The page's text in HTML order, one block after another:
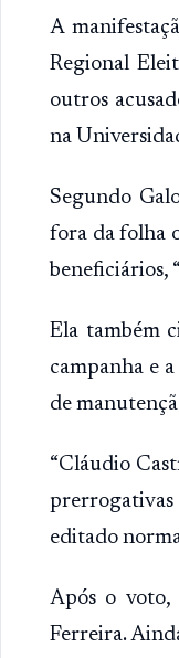
A
Regional
outros
na
Segundo
fora da folha
beneficiários,
Ela também
campanha e
de
“Cláudio
prerrogativas
editado
Após o voto,
Ferreira.